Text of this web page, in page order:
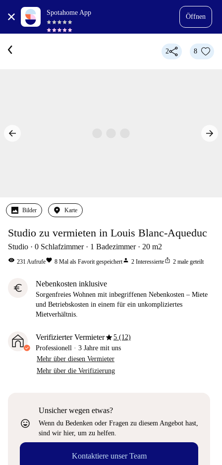
Spotahome App
Öffnen
2 8
Bilder Karte
Studio zu vermieten in Louis Blanc-Aqueduc
Studio 0 Schlafzimmer 1 Badezimmer 20 m2
visibility 231Aufrufefavorite 8 Mal als Favorit gespeichertperson 2 Interessierteios_share 2 male geteilt
euro Nebenkosten inklusive
Sorgenfreies Wohnen mit inbegriffenen Nebenkosten – Miete
und Betriebskosten in einem für ein unkompliziertes
Mietverhältnis.
Verifizierter Vermieterstar5 (12)
Professionell · 3 Jahre mit uns
Mehr über diesen Vermieter
Mehr über die Verifizierung
sentiment_very_satisfied
Unsicher wegen etwas?
Wenn du Bedenken oder Fragen zu diesem Angebot hast,
sind wir hier, um zu helfen.
Kontaktiere unser Team